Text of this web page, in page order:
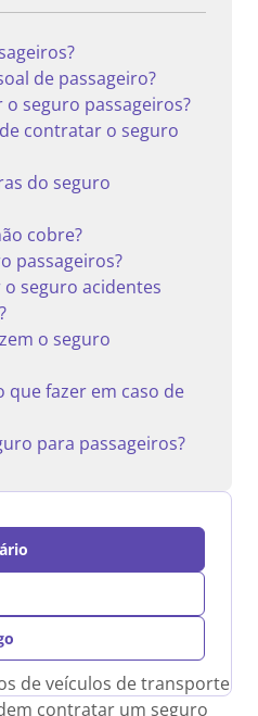
de veículos de transporte
contratar um seguro
de passageiro?
seguro passageiros?
contratar o seguro
do seguro
cobre?
passageiros?
seguro acidentes
o seguro
que fazer em caso de
para passageiros?